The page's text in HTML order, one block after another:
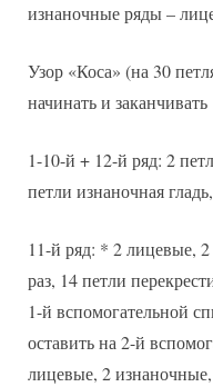
изнаночные ряды –
Узор «Коса» (на 30
начинать и
1-10-й + 12-й ряд: 2
петли изнаночная
11-й ряд: * 2 лицевые,
раз, 14 петли
1-й вспомогательной
оставить на 2-й
лицевые, 2